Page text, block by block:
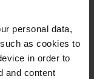
personal data,
as cookies to
in order to
and content
il y a presque